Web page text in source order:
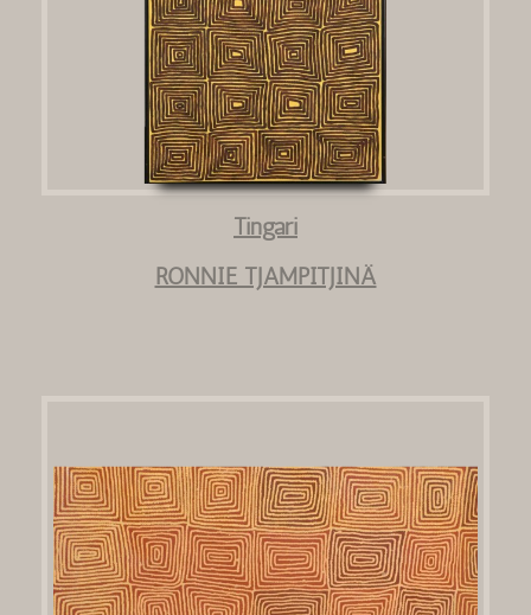
Tingari
RONNIE TJAMPITJINÄ